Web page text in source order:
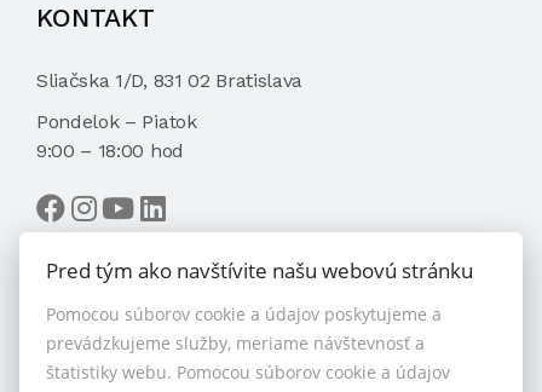
KONTAKT
Sliačska 1/D, 831 02 Bratislava
Pondelok – Piatok
9:00 – 18:00 hod
VYBRAŤ MAKLÉRA
Pred tým ako navštívite našu webovú stránku
Pomocou súborov cookie a údajov poskytujeme a
prevádzkujeme služby, meriame návštevnosť a
štatistiky webu. Pomocou súborov cookie a údajov